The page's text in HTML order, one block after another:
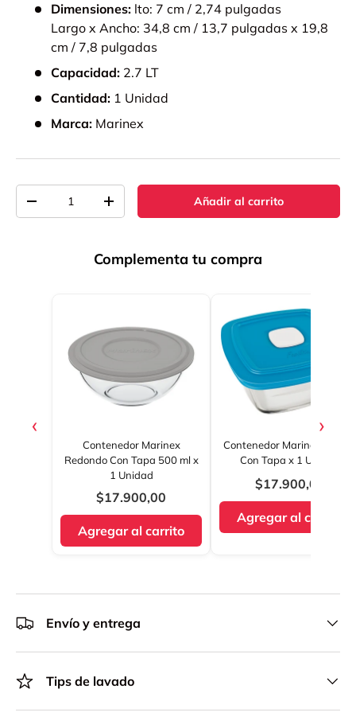
Dimensiones: lto: 7 cm / 2,74 pulgadas
Largo x Ancho: 34,8 cm / 13,7 pulgadas x 19,8
cm / 7,8 pulgadas
Capacidad: 2.7 LT
Cantidad: 1 Unidad
Marca: Marinex
+ Añadir al carrito
Complementa tu compra
‹
Contenedor Marinex
Redondo Con Tapa 500 ml x
1 Unidad
$17.900,00
Agregar al carrito
Contenedor Marinex
Con Tapa x 1 Unidad
$17.900,00
Agregar al carrito
›
Envío y entrega
Tips de lavado